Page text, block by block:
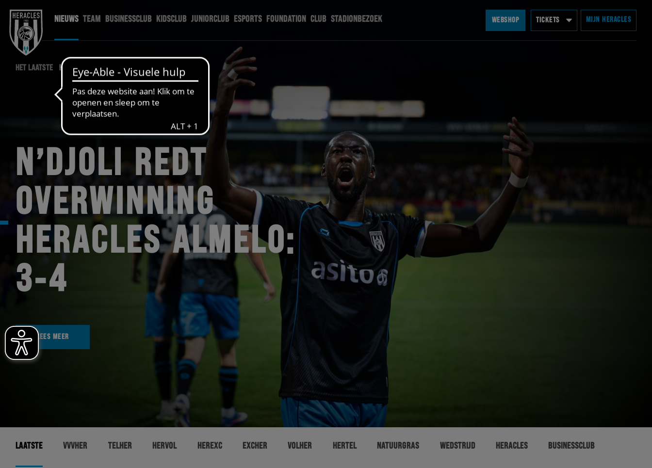
NIEUWS TEAM BUSINESSCLUB KIDSCLUB JUNIORCLUB ESPORTS FOUNDATION CLUB STADIONBEZOEK WEBSHOP TICKETS MIJN HERACLES
HET LAATSTE HERACLES NIEUWS
N’DJOLI REDT
OVERWINNING
HERACLES ALMELO:
3-4
LEES MEER
LAATSTE VVVHER TELHER HERVOL HEREXC EXCHER VOLHER HERTEL NATUURGRAS WEDSTRIJD HERACLES BUSINESSCLUB